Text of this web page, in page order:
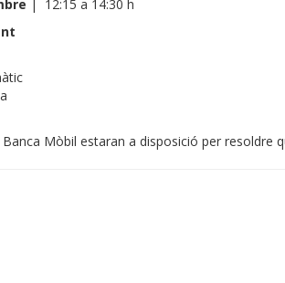
| 12:15 a 14:30 h
Mòbil estaran a disposició per resoldre